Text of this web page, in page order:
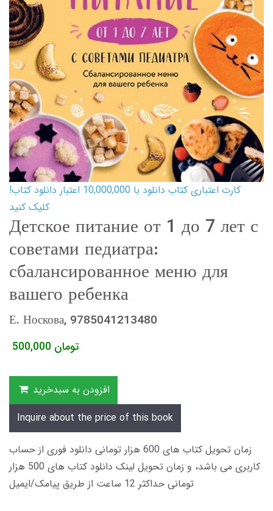
کارت اعتباری کتاب دانلود با 10,000,000 اعتبار دانلود کتاب!
کلیک کنید
Детское питание от 1 до 7 лет с
советами педиатра:
сбалансированное меню для
вашего ребенка
Е. Носкова, 9785041213480
500,000 تومان
افزودن به سبدخرید
Inquire about the price of this book
زمان تحویل کتاب های 600 هزار تومانی دانلود فوری از حساب
کاربری می باشد، و زمان تحویل لینک دانلود کتاب های 500 هزار
تومانی حداکثر 12 ساعت از طریق پیامک/ایمیل